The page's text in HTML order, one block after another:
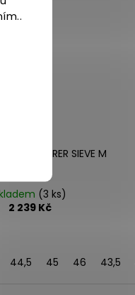
EXPLORER SIEVE M
(3 ks)
2 239 Kč
44,5 45 46 43,5